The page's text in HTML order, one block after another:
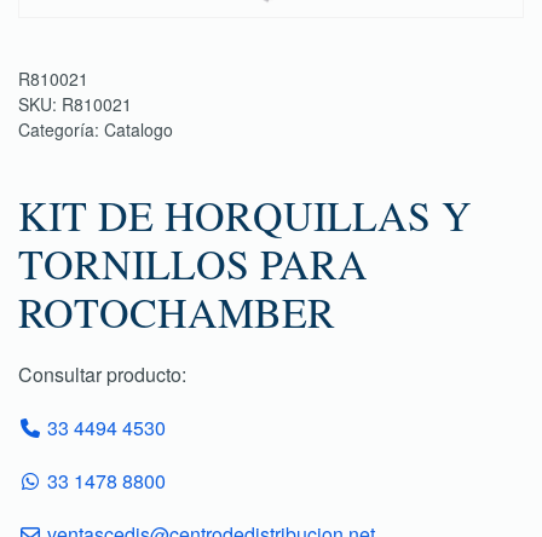
R810021
SKU: R810021
Categoría: Catalogo
KIT DE HORQUILLAS Y
TORNILLOS PARA
ROTOCHAMBER
Consultar producto:
33 4494 4530
33 1478 8800